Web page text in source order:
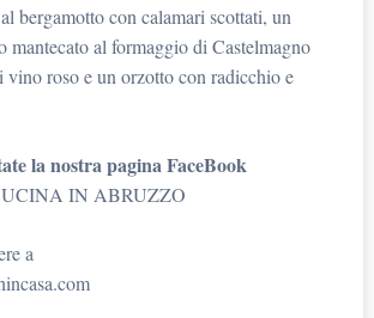
bergamotto con calamari scottati, un
mantecato al formaggio di Castelmagno
vino roso e un orzotto con radicchio e
la nostra pagina FaceBook
IN ABRUZZO
a